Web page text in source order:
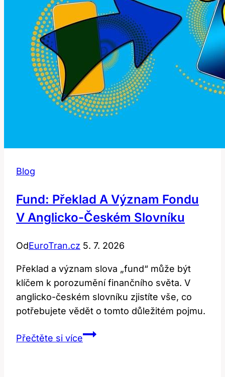
Blog
Fund: Překlad A Význam Fondu
V Anglicko-Českém Slovníku
OdEuroTran.cz 5. 7. 2026
Překlad a význam slova „fund“ může být
klíčem k porozumění finančního světa. V
anglicko-českém slovníku zjistíte vše, co
potřebujete vědět o tomto důležitém pojmu.
Přečtěte si víceFund: